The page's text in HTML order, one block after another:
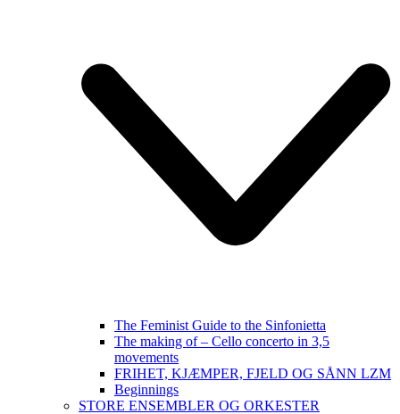
The Feminist Guide to the Sinfonietta
The making of – Cello concerto in 3,5
movements
FRIHET, KJÆMPER, FJELD OG SÅNN LZM
Beginnings
STORE ENSEMBLER OG ORKESTER